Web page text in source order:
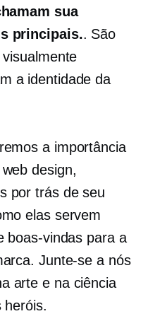
sua
principais.. São
a identidade da
a importância
design,
por trás de seu
elas servem
boas-vindas para a
Junte-se a nós
arte e na ciência
heróis.